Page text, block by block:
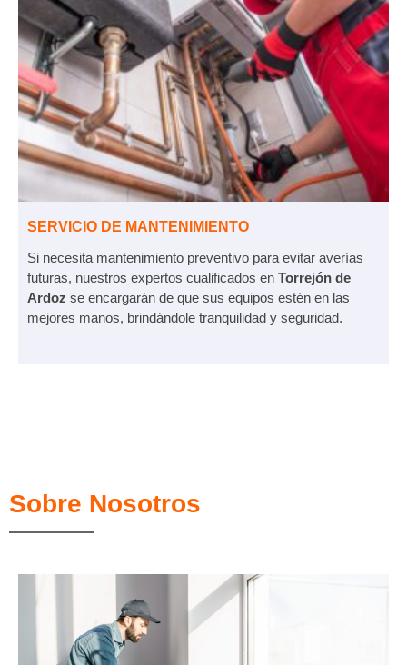
SERVICIO DE MANTENIMIENTO
Si necesita mantenimiento preventivo para evitar averías
futuras, nuestros expertos cualificados en Torrejón de
Ardoz se encargarán de que sus equipos estén en las
mejores manos, brindándole tranquilidad y seguridad.
Sobre Nosotros